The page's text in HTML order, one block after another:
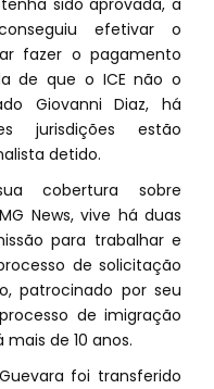
sido aprovada, a
efetivar o
fazer o pagamento
de que o ICE não o
Giovanni Diaz, há
jurisdições estão
detido.
cobertura sobre
News, vive há duas
para trabalhar e
de solicitação
patrocinado por seu
de imigração
de 10 anos.
foi transferido